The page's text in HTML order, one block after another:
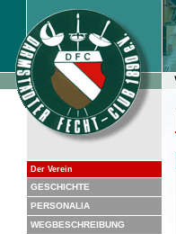
Der Verein
GESCHICHTE
PERSONALIA
WEGBESCHREIBUNG